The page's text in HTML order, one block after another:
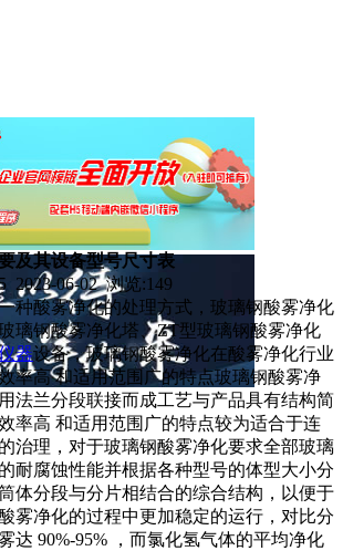
及其设备型号尺寸表
2023-06-02 浏览:149
种酸雾净化的处理方式，玻璃钢酸雾净化
璃钢酸雾净化塔、ZT型玻璃钢酸雾净化
器设备，玻璃钢酸雾净化在酸雾净化行业
率高 和适用范围广的特点玻璃钢酸雾净
法兰分段联接而成工艺与产品具有结构简
率高 和适用范围广的特点较为适合于连
治理，对于玻璃钢酸雾净化要求全部玻璃
耐腐蚀性能并根据各种型号的体型大小分
体分段与分片相结合的综合结构，以便于
雾净化的过程中更加稳定的运行，对比分
达 90%-95% ，而氯化氢气体的平均净化